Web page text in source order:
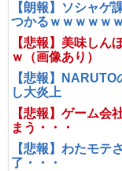
【朗報】ソシャゲ
つかるｗｗｗｗｗｗ
【悲報】美味しん
ｗ（画像あり）
【悲報】
し大炎上
【悲報】ゲーム会
まう・・・
【悲報】わたモテ
了・・・